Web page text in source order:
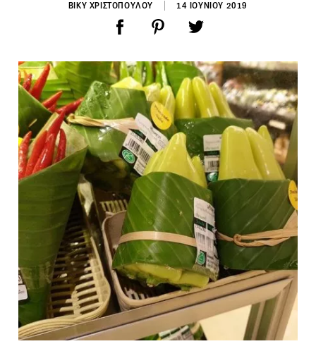
ΒΙΚΥ ΧΡΙΣΤΟΠΟΥΛΟΥ 14 ΙΟΥΝΙΟΥ 2019